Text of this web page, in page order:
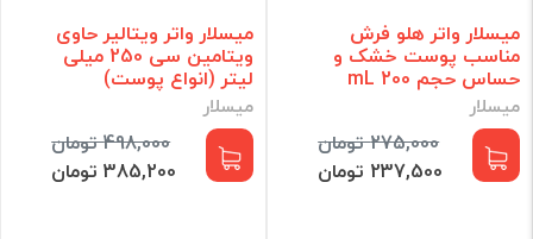
میسلار واتر هلو فرش
مناسب پوست خشک و
حساس حجم 200 mL
میسلار
275,000 تومان
237,500 تومان
میسلار واتر ویتالیر حاوی
ویتامین سی 250 میلی
لیتر (انواع پوست)
میسلار
498,000 تومان
385,200 تومان